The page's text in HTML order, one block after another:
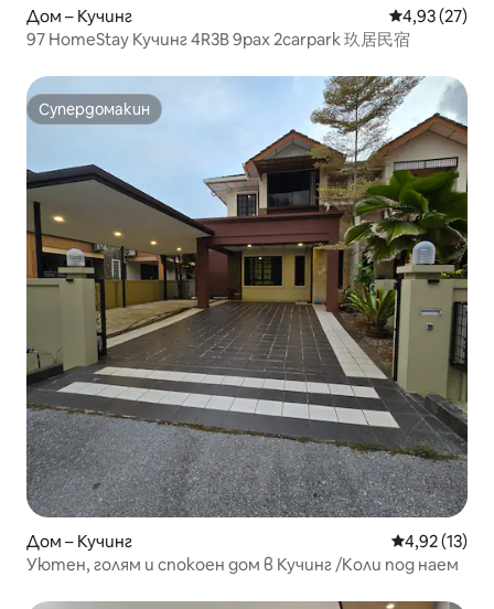
Дом – Кучинг Средна
4,93 (27)
97 HomeStay Кучинг 4R3B 9pax 2carpark 玖居民宿
Супердомакин
Супердомакин
Дом – Кучинг Средна
4,92 (13)
Уютен, голям и спокоен дом в Кучинг /Коли под наем